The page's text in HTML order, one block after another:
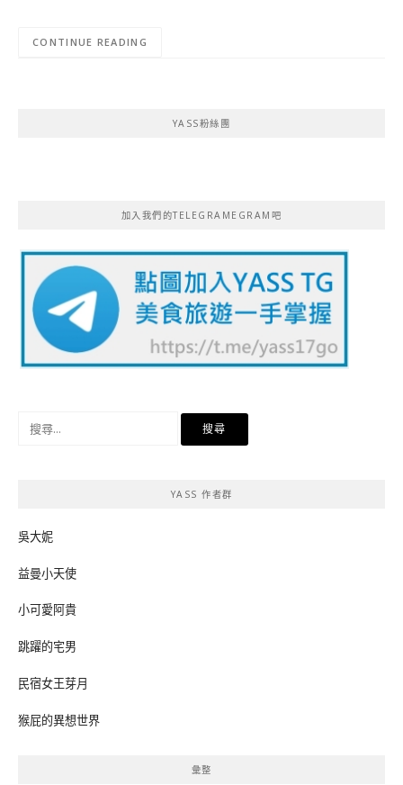
CONTINUE READING
YASS粉絲團
加入我們的TELEGRAMEGRAM吧
YASS 作者群
吳大妮
益曼小天使
小可愛阿貴
跳躍的宅男
民宿女王芽月
猴屁的異想世界
彙整